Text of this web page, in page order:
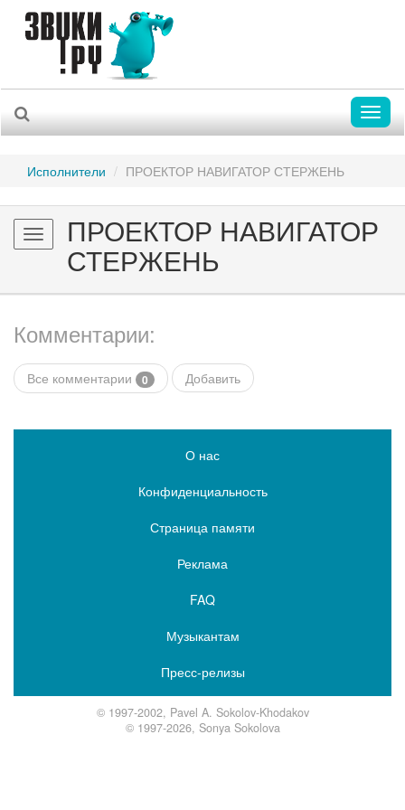
Исполнители ПРОЕКТОР НАВИГАТОР СТЕРЖЕНЬ
Toggle
navigation
ПРОЕКТОР НАВИГАТОР
СТЕРЖЕНЬ
Комментарии:
Все комментарии 0 Добавить
О нас
Конфиденциальность
Страница памяти
Реклама
FAQ
Музыкантам
Пресс-релизы
© 1997-2002, Pavel A. Sokolov-Khodakov
© 1997-2026, Sonya Sokolova